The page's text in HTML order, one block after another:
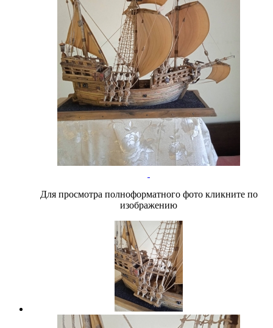
Для просмотра полноформатного фото кликните по
изображению